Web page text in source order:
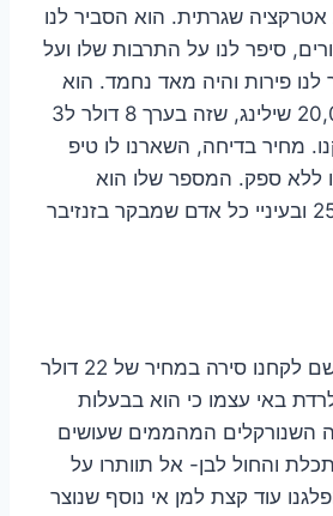
אטרקציה שגרתית. הוא הסביר לנו
סיפר לנו על התרבות שלו ועל
פירות והיה מאד נחמד. הוא
לקח מכל אחת 20,000 שילינג, שזה בערך 8 דולר ל3
מחיר בדיחה, השארנו לו טיפ
ללא ספק. המספר שלו הוא
+255-777-519-598 ובעיניי כל אדם שמבקר בזנזיבר
נסענו לאי מנמבה, שם לקחנו סירה במחיר של 22 דולר
באי עצמו כי הוא בבעלות
השנורקלים המהממים שעושים
והחול לבן- אל תוותרו על
עוד קצת למן אי נוסף שנוצר